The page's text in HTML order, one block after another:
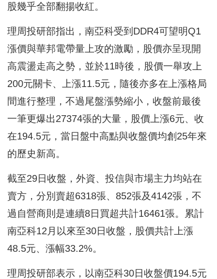
股幾乎全部翻揚收紅。
理周投研部指出，南亞科受到DDR4可望明Q1
漲價與華邦電帶量上攻的激勵，股價亦呈現開
高震盪走高之勢，並於11時後，股價一舉攻上
200元關卡、上漲11.5元，隨後亦多在上漲格局
間進行整理，不過尾盤漲勢縮小，收盤前最後
一筆更爆出27374張的大量，股價上漲6元、收
在194.5元，當日盤中高點與收盤價均創25年來
的歷史新高。
截至29日收盤，外資、投信與市場主力均站在
賣方，分別賣超6318張、852張及4142張，不
過自營商則是連續8日買超共計16461張。累計
南亞科12月以來至30日收盤，股價共計上漲
48.5元、漲幅33.2%。
理周投研部表示，以南亞科30日收盤價194.5元